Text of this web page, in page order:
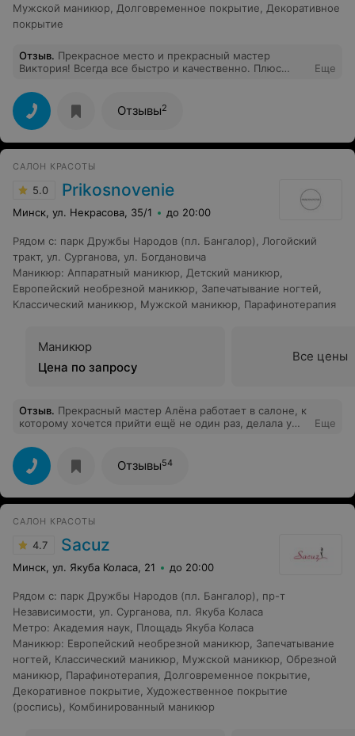
Мужской маникюр, Долговременное покрытие, Декоративное
покрытие
Отзыв. Прекрасное место и прекрасный мастер
Виктория! Всегда все быстро и качественно. Плюс
Еще
Отзывы2
САЛОН КРАСОТЫ
5.0 Prikosnovenie
Минск, ул. Некрасова, 35/1 до 20:00
Рядом с: парк Дружбы Народов (пл. Бангалор), Логойский
тракт, ул. Сурганова, ул. Богдановича
Маникюр: Аппаратный маникюр, Детский маникюр,
Европейский необрезной маникюр, Запечатывание ногтей,
Классический маникюр, Мужской маникюр, Парафинотерапия
Маникюр
Цена по запросу
Все цены
Отзыв. Прекрасный мастер Алёна работает в салоне, к
которому хочется прийти ещё не один раз, делала у
спасибо администратору Анне за внимание.
Еще
Отзывы54
САЛОН КРАСОТЫ
4.7 Sacuz
Минск, ул. Якуба Коласа, 21 до 20:00
Рядом с: парк Дружбы Народов (пл. Бангалор), пр-т
Независимости, ул. Сурганова, пл. Якуба Коласа
Метро: Академия наук, Площадь Якуба Коласа
Маникюр: Европейский необрезной маникюр, Запечатывание
ногтей, Классический маникюр, Мужской маникюр, Обрезной
маникюр, Парафинотерапия, Долговременное покрытие,
Декоративное покрытие, Художественное покрытие
(роспись), Комбинированный маникюр